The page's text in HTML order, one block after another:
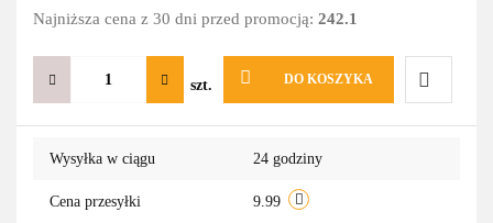
Najniższa cena z 30 dni przed promocją: 242.1
szt. DO KOSZYKA
Do
Wysyłka w ciągu 24 godziny
Cena przesyłki 9.99